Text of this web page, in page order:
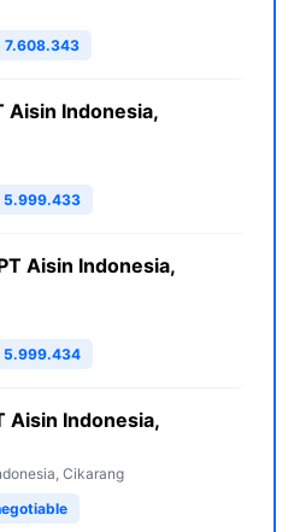
7.608.343
Aisin Indonesia,
5.999.433
Aisin Indonesia,
5.999.434
Aisin Indonesia,
Cikarang